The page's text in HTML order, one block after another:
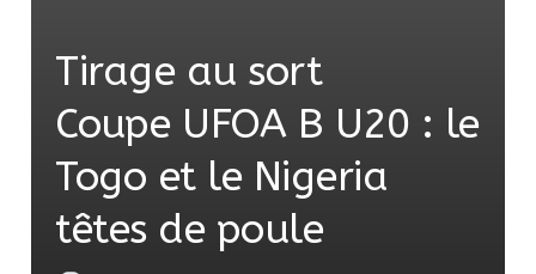
Tirage au sort
Coupe UFOA B U20 : le
Togo et le Nigeria
têtes de poule